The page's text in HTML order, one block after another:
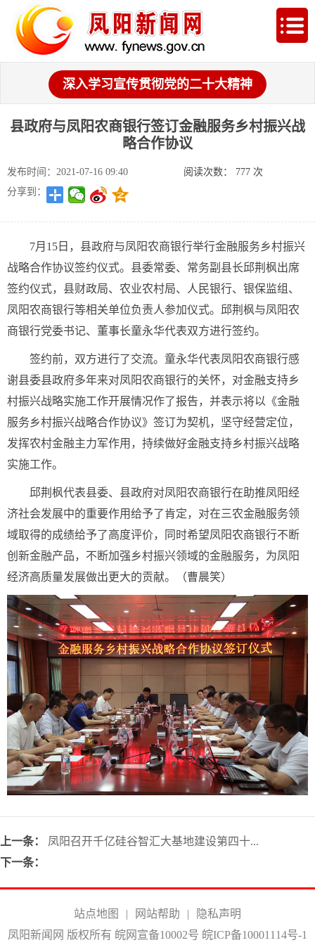
深入学习宣传贯彻党的二十大精神
县政府与凤阳农商银行签订金融服务乡村振兴战
略合作协议
发布时间：2021-07-16 09:40 阅读次数： 777 次
分享到：
7月15日，县政府与凤阳农商银行举行金融服务乡村振兴
战略合作协议签约仪式。县委常委、常务副县长邱荆枫出席
签约仪式，县财政局、农业农村局、人民银行、银保监组、
凤阳农商银行等相关单位负责人参加仪式。邱荆枫与凤阳农
商银行党委书记、董事长童永华代表双方进行签约。
签约前，双方进行了交流。童永华代表凤阳农商银行感
谢县委县政府多年来对凤阳农商银行的关怀，对金融支持乡
村振兴战略实施工作开展情况作了报告，并表示将以《金融
服务乡村振兴战略合作协议》签订为契机，坚守经营定位，
发挥农村金融主力军作用，持续做好金融支持乡村振兴战略
实施工作。
邱荆枫代表县委、县政府对凤阳农商银行在助推凤阳经
济社会发展中的重要作用给予了肯定，对在三农金融服务领
域取得的成绩给予了高度评价，同时希望凤阳农商银行不断
创新金融产品，不断加强乡村振兴领域的金融服务，为凤阳
经济高质量发展做出更大的贡献。（曹晨笑）
上一条：
凤阳召开千亿硅谷智汇大基地建设第四十...
下一条：
站点地图 | 网站帮助 |
隐私声明
凤阳新闻网 版权所有 皖网宣备10002号 皖ICP备10001114号-1